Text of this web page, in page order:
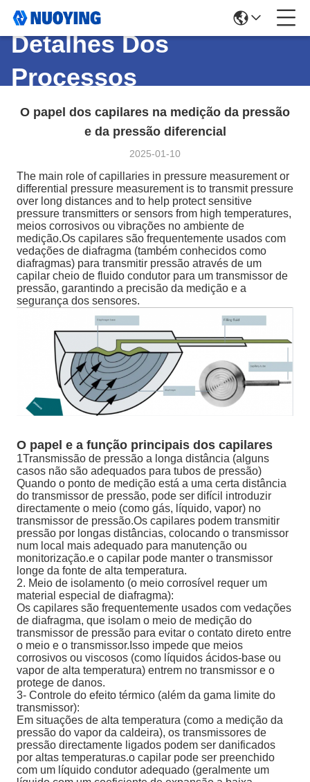
Detalhes Dos
Processos
O papel dos capilares na medição da pressão
e da pressão diferencial
2025-01-10
The main role of capillaries in pressure measurement or
differential pressure measurement is to transmit pressure
over long distances and to help protect sensitive
pressure transmitters or sensors from high temperatures,
meios corrosivos ou vibrações no ambiente de
medição.Os capilares são frequentemente usados com
vedações de diafragma (também conhecidos como
diafragmas) para transmitir pressão através de um
capilar cheio de fluido condutor para um transmissor de
pressão, garantindo a precisão da medição e a
segurança dos sensores.
O papel e a função principais dos capilares
1Transmissão de pressão a longa distância (alguns
casos não são adequados para tubos de pressão)
Quando o ponto de medição está a uma certa distância
do transmissor de pressão, pode ser difícil introduzir
directamente o meio (como gás, líquido, vapor) no
transmissor de pressão.Os capilares podem transmitir
pressão por longas distâncias, colocando o transmissor
num local mais adequado para manutenção ou
monitorização.e o capilar pode manter o transmissor
longe da fonte de alta temperatura.
2. Meio de isolamento (o meio corrosível requer um
material especial de diafragma):
Os capilares são frequentemente usados com vedações
de diafragma, que isolam o meio de medição do
transmissor de pressão para evitar o contato direto entre
o meio e o transmissor.Isso impede que meios
corrosivos ou viscosos (como líquidos ácidos-base ou
vapor de alta temperatura) entrem no transmissor e o
protege de danos.
3- Controle do efeito térmico (além da gama limite do
transmissor):
Em situações de alta temperatura (como a medição da
pressão do vapor da caldeira), os transmissores de
pressão directamente ligados podem ser danificados
por altas temperaturas.o capilar pode ser preenchido
com um líquido condutor adequado (geralmente um